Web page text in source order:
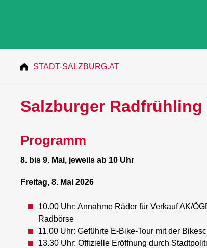
STADT-SALZBURG.AT
Salzburger
Programm
8. bis 9. Mai, jeweils ab 10 Uhr
Freitag, 8. Mai 2026
10.00 Uhr: Annahme Räder für Verkauf AK/
Radbörse
11.00 Uhr: Geführte E-Bike-Tour mit der
13.30 Uhr: Offizielle Eröffnung durch